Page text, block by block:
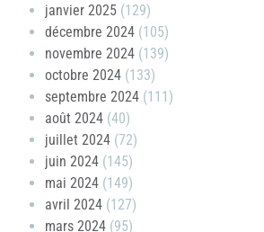
janvier 2025 (129)
décembre 2024 (105)
novembre 2024 (139)
octobre 2024 (133)
septembre 2024 (111)
août 2024 (40)
juillet 2024 (72)
juin 2024 (145)
mai 2024 (149)
avril 2024 (127)
mars 2024 (95)